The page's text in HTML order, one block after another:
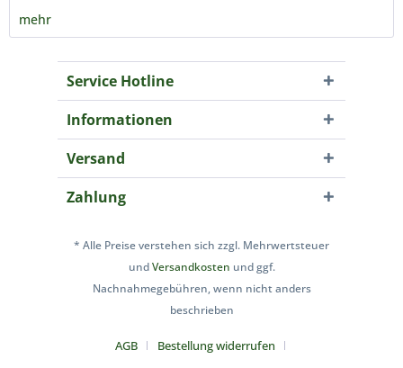
mehr
Service Hotline
Informationen
Versand
Zahlung
* Alle Preise verstehen sich zzgl. Mehrwertsteuer
undVersandkosten und ggf.
Nachnahmegebühren, wenn nicht anders
beschrieben
AGB Bestellung widerrufen